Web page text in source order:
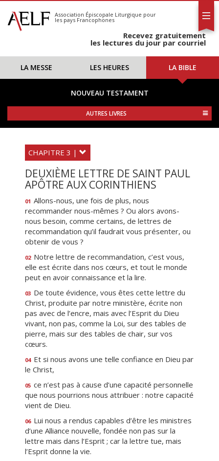
S'abonner
Calendrier
Association Épiscopale Liturgique pour
les pays Francophones
Recevez gratuitement
les lectures du jour par courriel
LA MESSE LES HEURES LA BIBLE
NOUVEAU TESTAMENT
AUTRES LIVRES
CHAPITRE 3 |
DEUXIÈME LETTRE DE SAINT PAUL
APÔTRE AUX CORINTHIENS
01 Allons-nous, une fois de plus, nous
recommander nous-mêmes ? Ou alors avons-
nous besoin, comme certains, de lettres de
recommandation qu’il faudrait vous présenter, ou
obtenir de vous ?
02 Notre lettre de recommandation, c’est vous,
elle est écrite dans nos cœurs, et tout le monde
peut en avoir connaissance et la lire.
03 De toute évidence, vous êtes cette lettre du
Christ, produite par notre ministère, écrite non
pas avec de l’encre, mais avec l’Esprit du Dieu
vivant, non pas, comme la Loi, sur des tables de
pierre, mais sur des tables de chair, sur vos
cœurs.
04 Et si nous avons une telle confiance en Dieu par
le Christ,
05 ce n’est pas à cause d’une capacité personnelle
que nous pourrions nous attribuer : notre capacité
vient de Dieu.
06 Lui nous a rendus capables d’être les ministres
d’une Alliance nouvelle, fondée non pas sur la
lettre mais dans l’Esprit ; car la lettre tue, mais
l’Esprit donne la vie.